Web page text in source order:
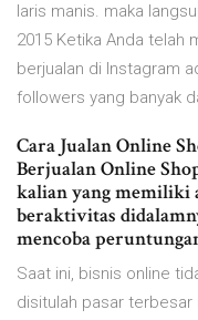
laris manis. maka
2015 Ketika Anda telah
berjualan di Instagram
followers yang banyak
Cara Jualan Online
Berjualan Online
kalian yang memiliki
beraktivitas
mencoba
Saat ini, bisnis online
disitulah pasar